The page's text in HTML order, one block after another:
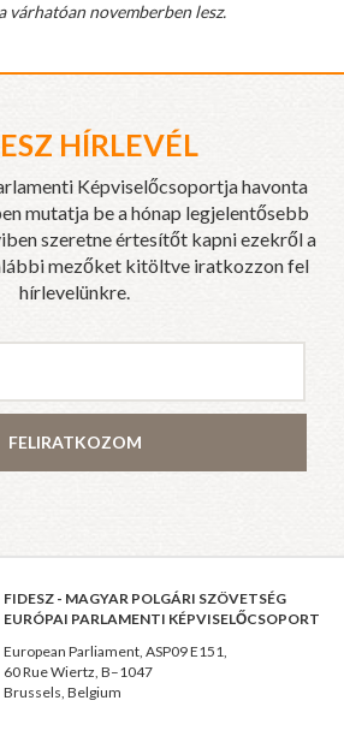
várhatóan novemberben lesz.
HÍRLEVÉL
Képviselőcsoportja havonta
mutatja be a hónap legjelentősebb
szeretne értesítőt kapni ezekről a
mezőket kitöltve iratkozzon fel
hírlevelünkre.
FELIRATKOZOM
FIDESZ - MAGYAR POLGÁRI SZÖVETSÉG
EURÓPAI PARLAMENTI KÉPVISELŐCSOPORT
European Parliament, ASP09 E151,
60 Rue Wiertz, B–1047
Brussels, Belgium